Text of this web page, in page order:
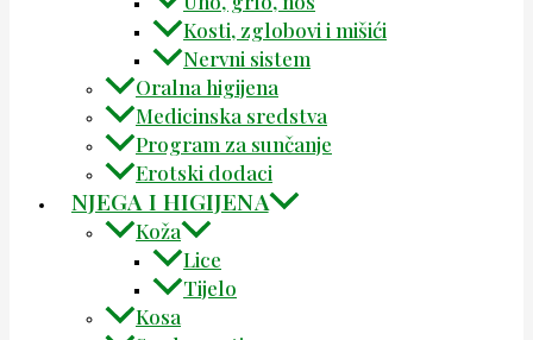
Kosti, zglobovi i mišići
Nervni sistem
Oralna higijena
Medicinska sredstva
Program za sunčanje
Erotski dodaci
NJEGA I HIGIJENA
Koža
Lice
Tijelo
Kosa